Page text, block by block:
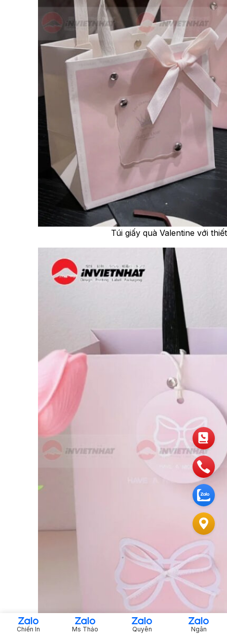
Túi giấy quà Valentine với
Chiến In Ms Thảo Quyên Ngân